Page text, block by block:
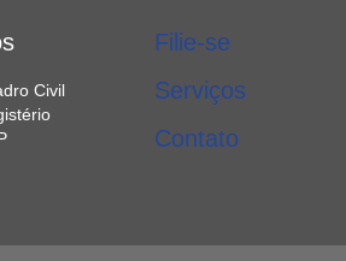
Civil
Filie-se
Serviços
Contato